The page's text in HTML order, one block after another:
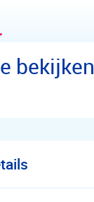
gaan
bekijken